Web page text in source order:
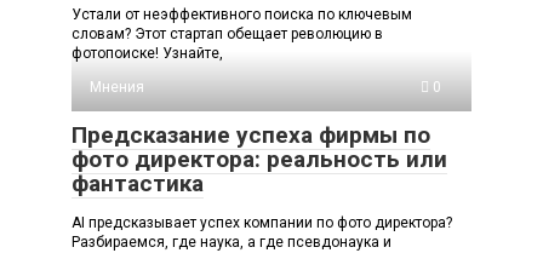
Устали от неэффективного поиска по ключевым
словам? Этот стартап обещает революцию в
фотопоиске! Узнайте,
Мнения
0
Предсказание успеха фирмы по
фото директора: реальность или
фантастика
AI предсказывает успех компании по фото директора?
Разбираемся, где наука, а где псевдонаука и